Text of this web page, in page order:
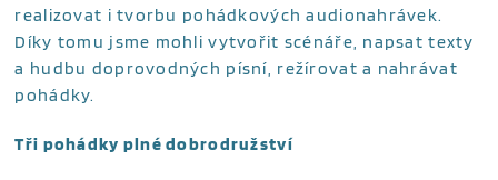
realizovat i tvorbu pohádkových audionahrávek.
Díky tomu jsme mohli vytvořit scénáře, napsat texty
a hudbu doprovodných písní, režírovat a nahrávat
pohádky.
Tři pohádky plné dobrodružství